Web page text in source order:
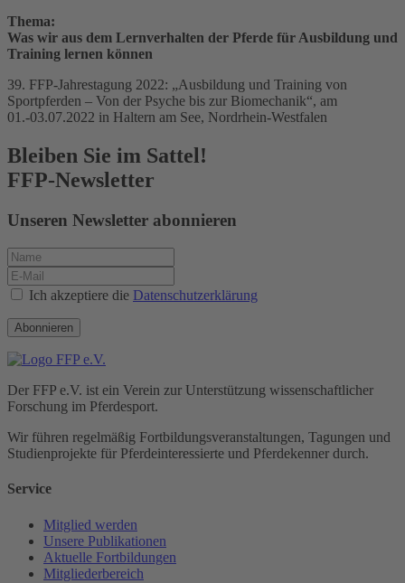
Thema:
Was wir aus dem Lernverhalten der Pferde für Ausbildung und
Training lernen können
39. FFP-Jahrestagung 2022: „Ausbildung und Training von
Sportpferden – Von der Psyche bis zur Biomechanik“, am
01.-03.07.2022 in Haltern am See, Nordrhein-Westfalen
Bleiben Sie im Sattel!
FFP-Newsletter
Unseren Newsletter abonnieren
Ich akzeptiere die Datenschutzerklärung
Abonnieren
Der FFP e.V. ist ein Verein zur Unterstützung wissenschaftlicher
Forschung im Pferdesport.
Wir führen regelmäßig Fortbildungs­veranstaltungen, Tagungen und
Studienprojekte für Pferde­interessierte und Pferde­kenner durch.
Service
Mitglied werden
Unsere Publikationen
Aktuelle Fortbildungen
Mitgliederbereich